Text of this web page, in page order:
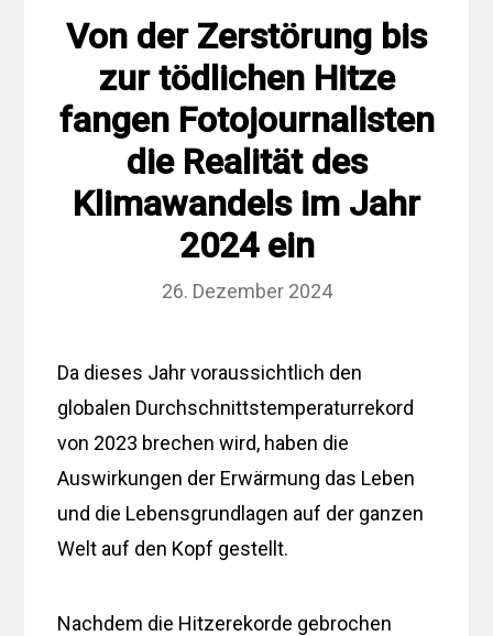
Von der Zerstörung bis
zur tödlichen Hitze
fangen Fotojournalisten
die Realität des
Klimawandels im Jahr
2024 ein
26. Dezember 2024
Da dieses Jahr voraussichtlich den
globalen Durchschnittstemperaturrekord
von 2023 brechen wird, haben die
Auswirkungen der Erwärmung das Leben
und die Lebensgrundlagen auf der ganzen
Welt auf den Kopf gestellt.
Nachdem die Hitzerekorde gebrochen